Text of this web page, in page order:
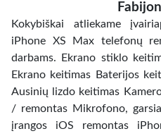
Kokybiškai atliekame
iPhone XS Max telefonų
darbams. Ekrano stiklo
Ekrano keitimas Baterijos
Ausinių lizdo keitimas
/ remontas Mikrofono,
įrangos iOS remontas